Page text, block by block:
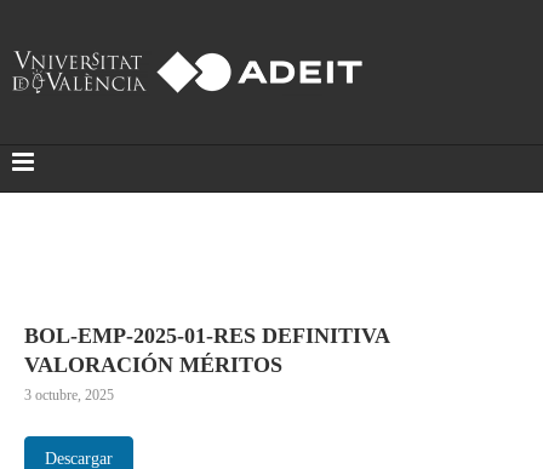
BOL-EMP-2025-01-RES DEFINITIVA
VALORACIÓN MÉRITOS
3 octubre, 2025
Descargar